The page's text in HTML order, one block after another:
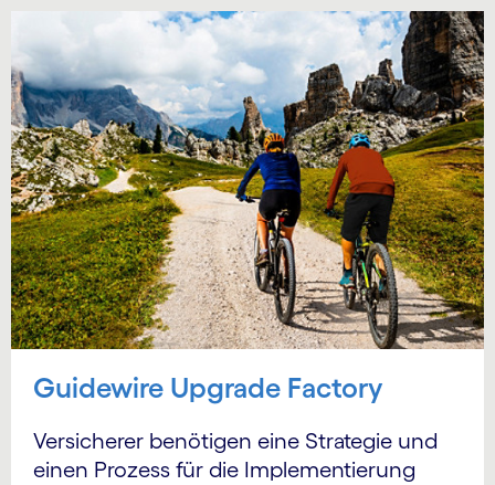
Guidewire Upgrade Factory
Versicherer benötigen eine Strategie und
einen Prozess für die Implementierung